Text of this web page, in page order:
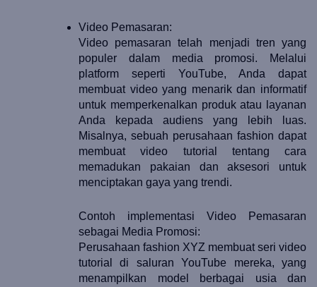
Video Pemasaran:
Video pemasaran telah menjadi tren yang
populer dalam media promosi. Melalui
platform seperti YouTube, Anda dapat
membuat video yang menarik dan informatif
untuk memperkenalkan produk atau layanan
Anda kepada audiens yang lebih luas.
Misalnya, sebuah perusahaan fashion dapat
membuat video tutorial tentang cara
memadukan pakaian dan aksesori untuk
menciptakan gaya yang trendi.
Contoh implementasi Video Pemasaran
sebagai Media Promosi:
Perusahaan fashion XYZ membuat seri video
tutorial di saluran YouTube mereka, yang
menampilkan model berbagai usia dan